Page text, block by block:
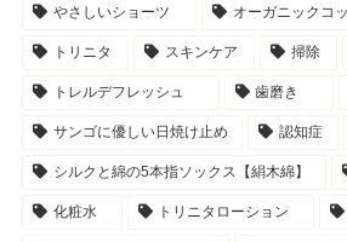
やさしいショーツ オーガニックコ
トリニタ スキンケア 掃除
トレルデフレッシュ 歯磨き
サンゴに優しい日焼け止め 認知症
シルクと綿の5本指ソックス【絹木綿】
化粧水 トリニタローション